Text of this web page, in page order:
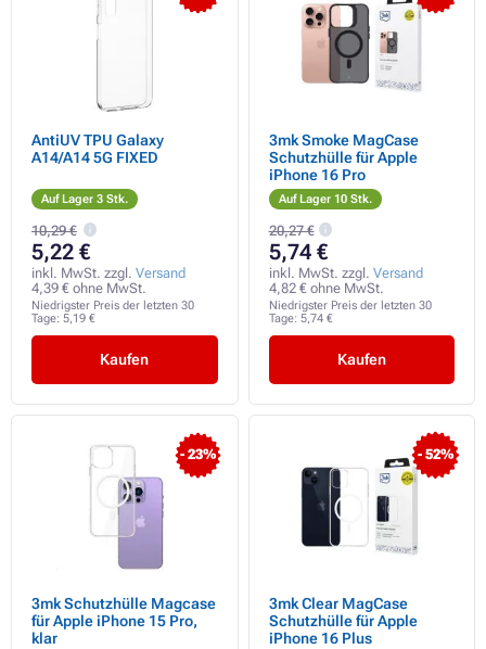
AntiUV TPU Galaxy
A14/A14 5G FIXED
Auf Lager 3 Stk.
10,29 €
5,22 €
inkl. MwSt. zzgl. Versand
4,39 € ohne MwSt.
Niedrigster Preis der letzten 30
Tage: 5,19 €
Kaufen
3mk Smoke MagCase
Schutzhülle für Apple
iPhone 16 Pro
Auf Lager 10 Stk.
20,27 €
5,74 €
inkl. MwSt. zzgl. Versand
4,82 € ohne MwSt.
Niedrigster Preis der letzten 30
Tage: 5,74 €
Kaufen
- 23%
3mk Schutzhülle Magcase
für Apple iPhone 15 Pro,
klar
- 52%
3mk Clear MagCase
Schutzhülle für Apple
iPhone 16 Plus